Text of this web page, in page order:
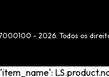
- 2026. Todos os